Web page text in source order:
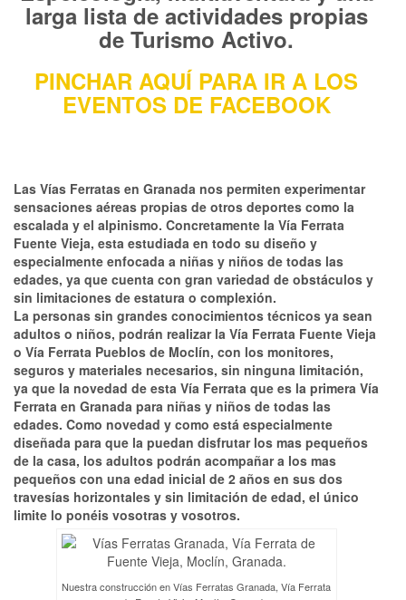
larga lista de actividades propias
de Turismo Activo.
PINCHAR AQUÍ PARA IR A LOS
EVENTOS DE FACEBOOK
Las Vías Ferratas en Granada nos permiten experimentar
sensaciones aéreas propias de otros deportes como la
escalada y el alpinismo. Concretamente la Vía Ferrata
Fuente Vieja, esta estudiada en todo su diseño y
especialmente enfocada a niñas y niños de todas las
edades, ya que cuenta con gran variedad de obstáculos y
sin limitaciones de estatura o complexión.
La personas sin grandes conocimientos técnicos ya sean
adultos o niños, podrán realizar la Vía Ferrata Fuente Vieja
o Vía Ferrata Pueblos de Moclín, con los monitores,
seguros y materiales necesarios, sin ninguna limitación,
ya que la novedad de esta Vía Ferrata que es la primera Vía
Ferrata en Granada para niñas y niños de todas las
edades. Como novedad y como está especialmente
diseñada para que la puedan disfrutar los mas pequeños
de la casa, los adultos podrán acompañar a los mas
pequeños con una edad inicial de 2 años en sus dos
travesías horizontales y sin limitación de edad, el único
limite lo ponéis vosotras y vosotros.
Nuestra construcción en Vías Ferratas Granada, Vía Ferrata